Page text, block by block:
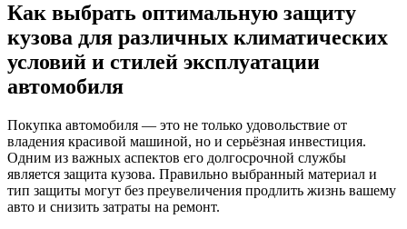
Как выбрать оптимальную защиту
кузова для различных климатических
условий и стилей эксплуатации
автомобиля
Покупка автомобиля — это не только удовольствие от
владения красивой машиной, но и серьёзная инвестиция.
Одним из важных аспектов его долгосрочной службы
является защита кузова. Правильно выбранный материал и
тип защиты могут без преувеличения продлить жизнь вашему
авто и снизить затраты на ремонт.